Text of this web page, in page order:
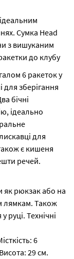
Сумка Head
з вишуканим
до клубу
6 ракеток у
для зберігання
бічні
ідеально
для
є кишеня
речей.
як рюкзак або на
лямкам. Також
руці. Технічні
6
29 см.